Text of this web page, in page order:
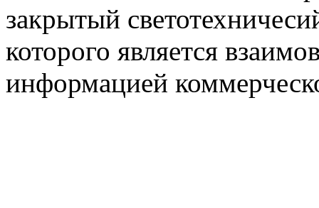
закрытый
которого является
информацией